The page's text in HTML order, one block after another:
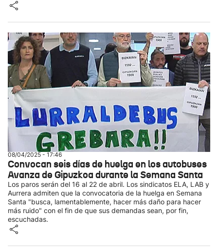
08/04/2025 - 17:46
Convocan seis días de huelga en los autobuses
Avanza de Gipuzkoa durante la Semana Santa
Los paros serán del 16 al 22 de abril. Los sindicatos ELA, LAB y
Aurrera admiten que la convocatoria de la huelga en Semana
Santa "busca, lamentablemente, hacer más daño para hacer
más ruido" con el fin de que sus demandas sean, por fin,
escuchadas.